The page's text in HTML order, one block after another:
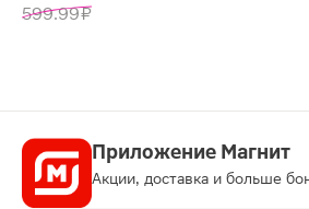
599.99 ₽
Приложение Магнит
Акции, доставка и больше